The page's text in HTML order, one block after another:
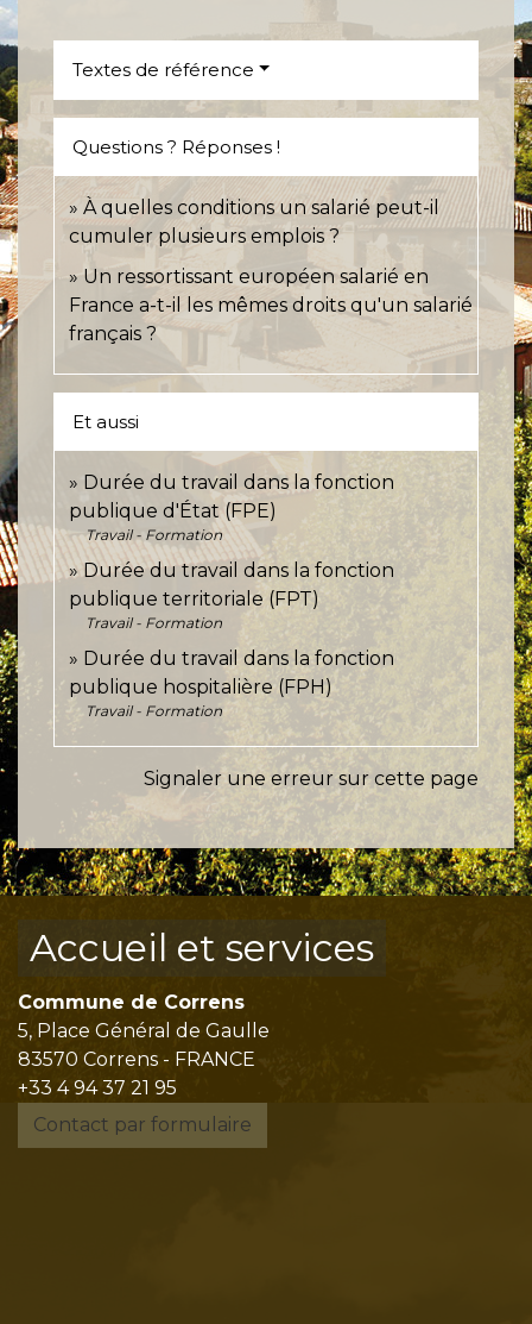
Textes de référence
Questions ? Réponses !
À quelles conditions un salarié peut-il
cumuler plusieurs emplois ?
Un ressortissant européen salarié en
France a-t-il les mêmes droits qu'un salarié
français ?
Et aussi
Durée du travail dans la fonction
publique d'État (FPE)
Travail - Formation
Durée du travail dans la fonction
publique territoriale (FPT)
Travail - Formation
Durée du travail dans la fonction
publique hospitalière (FPH)
Travail - Formation
Signaler une erreur sur cette page
Accueil et services
Commune de Correns
5, Place Général de Gaulle
83570 Correns - FRANCE
+33 4 94 37 21 95
Contact par formulaire